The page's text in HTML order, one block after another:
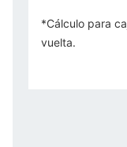
*Cálculo para
vuelta.